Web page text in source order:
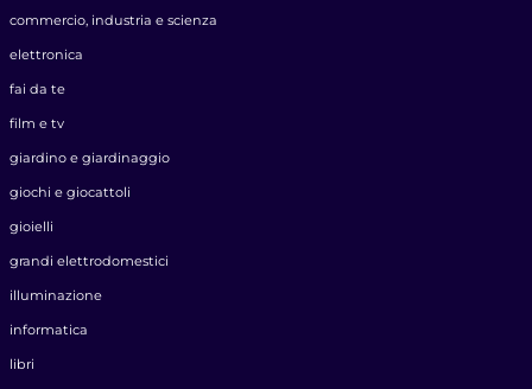
commercio, industria e scienza
elettronica
fai da te
film e tv
giardino e giardinaggio
giochi e giocattoli
gioielli
grandi elettrodomestici
illuminazione
informatica
libri